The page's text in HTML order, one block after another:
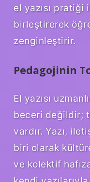
el yazısı
birleştirerek
zenginleştirir.
Pedagojinin
El yazısı
beceri değildir;
vardır. Yazı,
biri olarak
ve kolektif